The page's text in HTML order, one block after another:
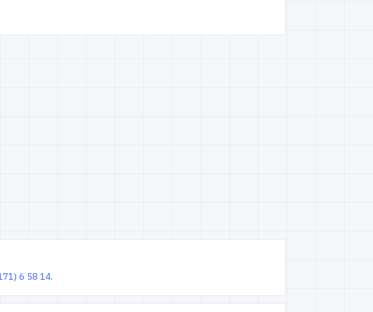
6 58 14.